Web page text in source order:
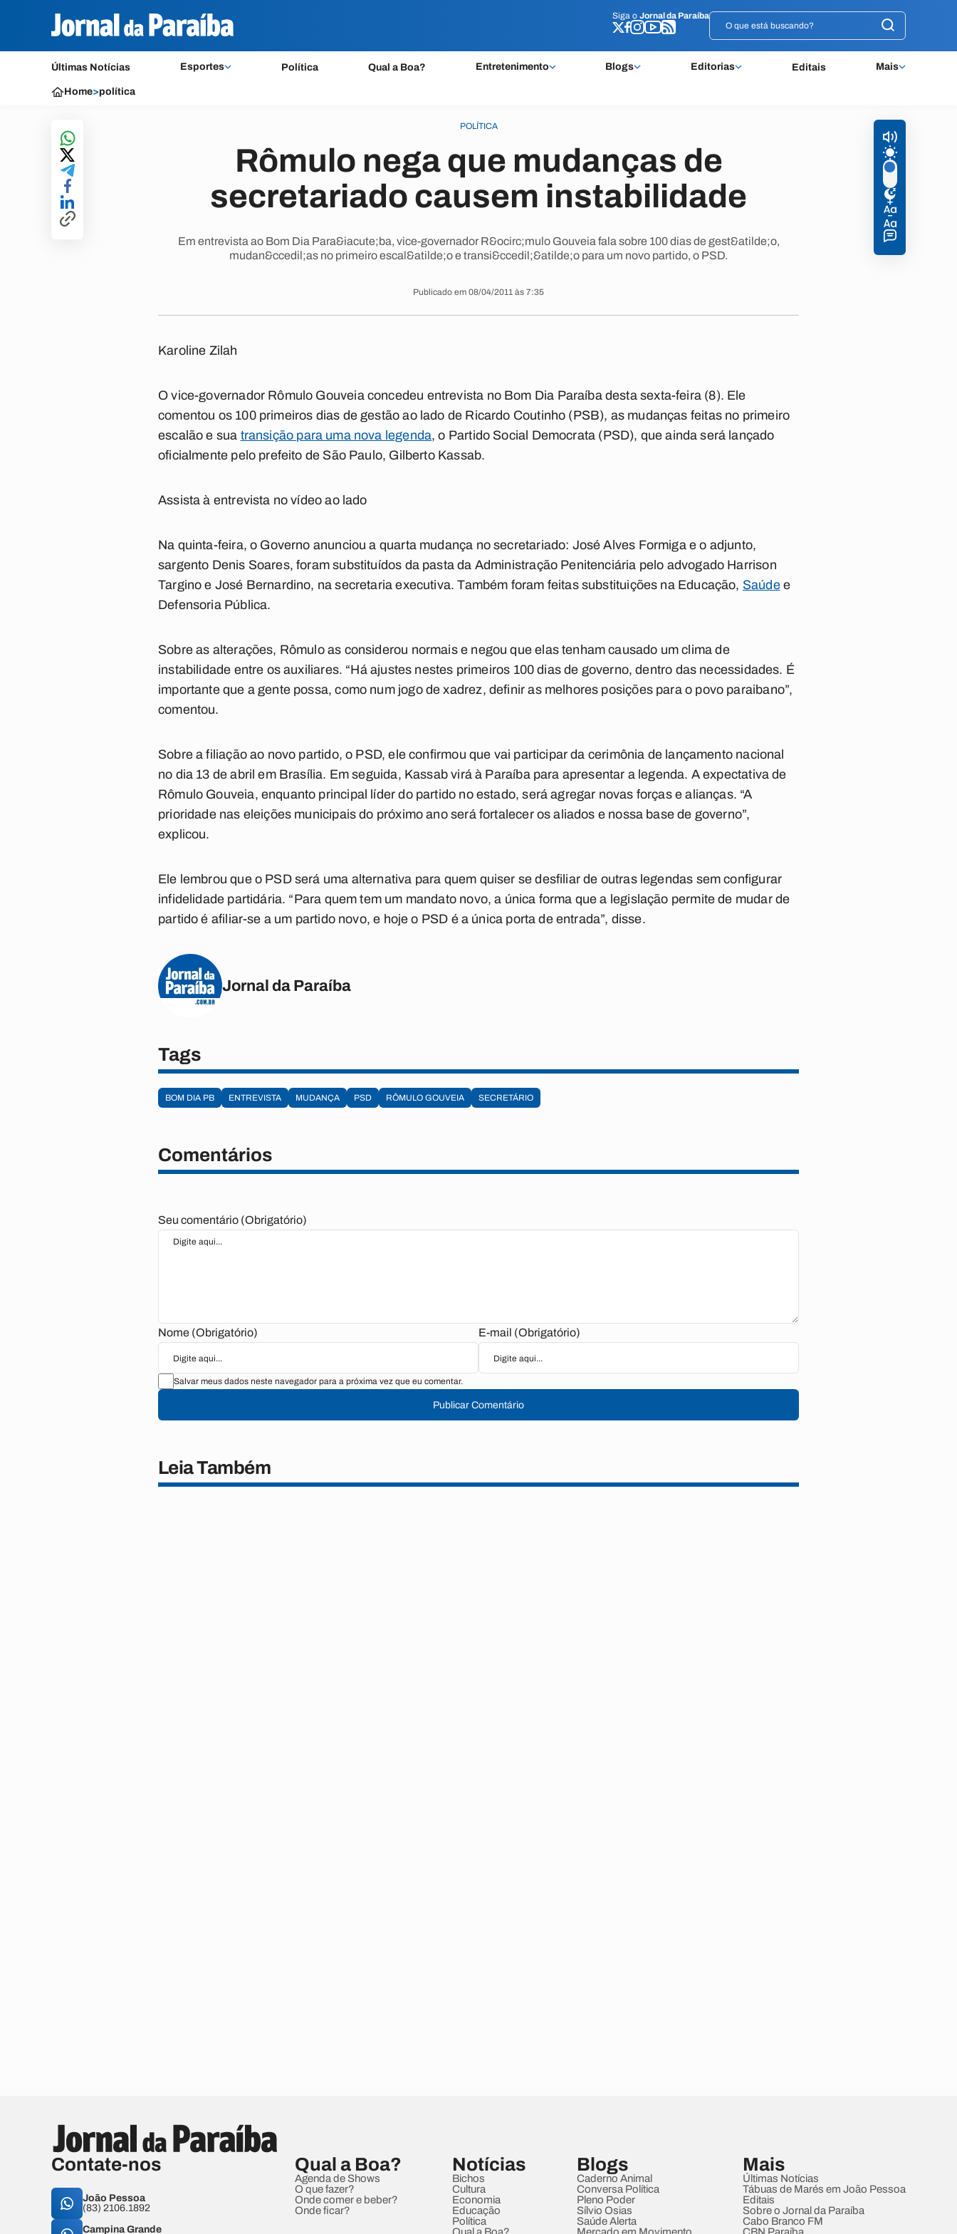
Siga o Jornal da Paraíba
Últimas Notícias Esportes Política Qual a Boa? Entretenimento Blogs Editorias Editais Mais
Siga o Jornal da Paraíba
Home>política
POLÍTICA
Rômulo nega que mudanças de
secretariado causem instabilidade
Em entrevista ao Bom Dia Para&iacute;ba, vice-governador R&ocirc;mulo Gouveia fala sobre 100 dias de gest&atilde;o,
mudan&ccedil;as no primeiro escal&atilde;o e transi&ccedil;&atilde;o para um novo partido, o PSD.
Publicado em 08/04/2011 às 7:35
Karoline Zilah
O vice-governador Rômulo Gouveia concedeu entrevista no Bom Dia Paraíba desta sexta-feira (8). Ele
comentou os 100 primeiros dias de gestão ao lado de Ricardo Coutinho (PSB), as mudanças feitas no primeiro
escalão e sua transição para uma nova legenda, o Partido Social Democrata (PSD), que ainda será lançado
oficialmente pelo prefeito de São Paulo, Gilberto Kassab.
Assista à entrevista no vídeo ao lado
Na quinta-feira, o Governo anunciou a quarta mudança no secretariado: José Alves Formiga e o adjunto,
sargento Denis Soares, foram substituídos da pasta da Administração Penitenciária pelo advogado Harrison
Targino e José Bernardino, na secretaria executiva. Também foram feitas substituições na Educação, Saúdee
Defensoria Pública.
Sobre as alterações, Rômulo as considerou normais e negou que elas tenham causado um clima de
instabilidade entre os auxiliares. “Há ajustes nestes primeiros 100 dias de governo, dentro das necessidades. É
importante que a gente possa, como num jogo de xadrez, definir as melhores posições para o povo paraibano”,
comentou.
Sobre a filiação ao novo partido, o PSD, ele confirmou que vai participar da cerimônia de lançamento nacional
no dia 13 de abril em Brasília. Em seguida, Kassab virá à Paraíba para apresentar a legenda. A expectativa de
Rômulo Gouveia, enquanto principal líder do partido no estado, será agregar novas forças e alianças. “A
prioridade nas eleições municipais do próximo ano será fortalecer os aliados e nossa base de governo”,
explicou.
Ele lembrou que o PSD será uma alternativa para quem quiser se desfiliar de outras legendas sem configurar
infidelidade partidária. “Para quem tem um mandato novo, a única forma que a legislação permite de mudar de
partido é afiliar-se a um partido novo, e hoje o PSD é a única porta de entrada”, disse.
Jornal da Paraíba
Tags
BOM DIA PB ENTREVISTA MUDANÇA PSD RÔMULO GOUVEIA SECRETÁRIO
Comentários
Seu comentário (Obrigatório)
Nome (Obrigatório) E-mail (Obrigatório)
Salvar meus dados neste navegador para a próxima vez que eu comentar.
Publicar Comentário
Leia Também
Contate-nos
João Pessoa
(83) 2106.1892
Campina Grande
Qual a Boa?
Agenda de Shows
O que fazer?
Onde comer e beber?
Onde ficar?
Notícias
Bichos
Cultura
Economia
Educação
Política
Blogs
Caderno Animal
Conversa Política
Pleno Poder
Sílvio Osias
Saúde Alerta
Mais
Últimas Notícias
Tábuas de Marés em João Pessoa
Editais
Sobre o Jornal da Paraíba
Cabo Branco FM